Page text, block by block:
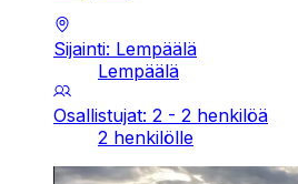
Sijainti: Lempäälä
Lempäälä
Osallistujat: 2 - 2 henkilöä
2 henkilölle